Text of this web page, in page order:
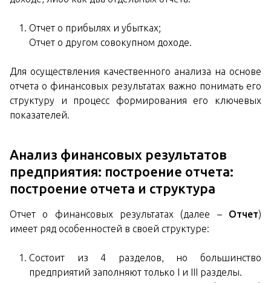
Отчет о прибылях и убытках;
Отчет о другом совокупном доходе.
Для осуществления качественного анализа на основе
отчета о финансовых результатах важно понимать его
структуру и процесс формирования его ключевых
показателей.
Анализ финансовых результатов
предприятия: построение отчета:
построение отчета и структура
Отчет о финансовых результатах (далее – Отчет)
имеет ряд особенностей в своей структуре:
Состоит из 4 разделов, но большинство
предприятий заполняют только I и III разделы.